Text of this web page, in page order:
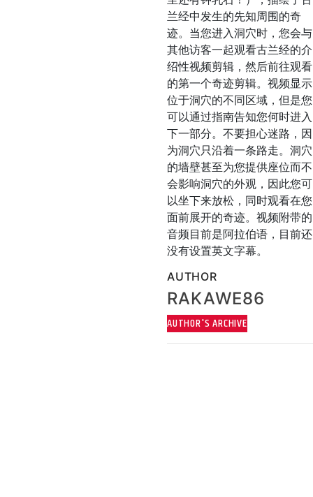
兰经中发生的先知周围的奇
迹。当您进入洞穴时，您会与
其他访客一起观看古兰经的介
绍性视频剪辑，然后前往观看
的第一个奇迹剪辑。视频显示
位于洞穴的不同区域，但是您
可以通过指南告知您何时进入
下一部分。不要担心迷路，因
为洞穴只沿着一条路走。洞穴
的墙壁甚至为您提供座位而不
会影响洞穴的外观，因此您可
以坐下来放松，同时观看在您
面前展开的奇迹。视频附带的
音频目前是阿拉伯语，目前还
没有设置英文字幕。
AUTHOR
RAKAWE86
AUTHOR'S ARCHIVE